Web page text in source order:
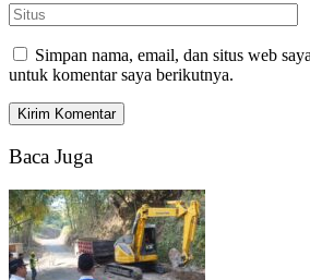
Simpan nama, email, dan situs web
untuk komentar saya berikutnya.
Baca Juga